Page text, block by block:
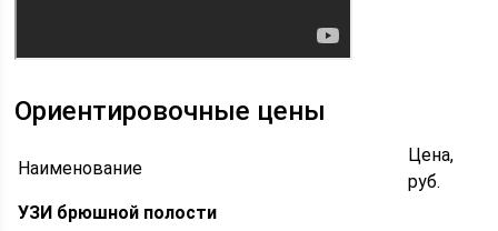
Ориентировочные цены
Наименование
Цена,
руб.
УЗИ брюшной полости